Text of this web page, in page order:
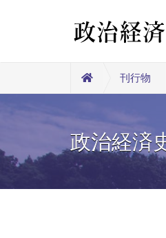
刊行物
政治経済